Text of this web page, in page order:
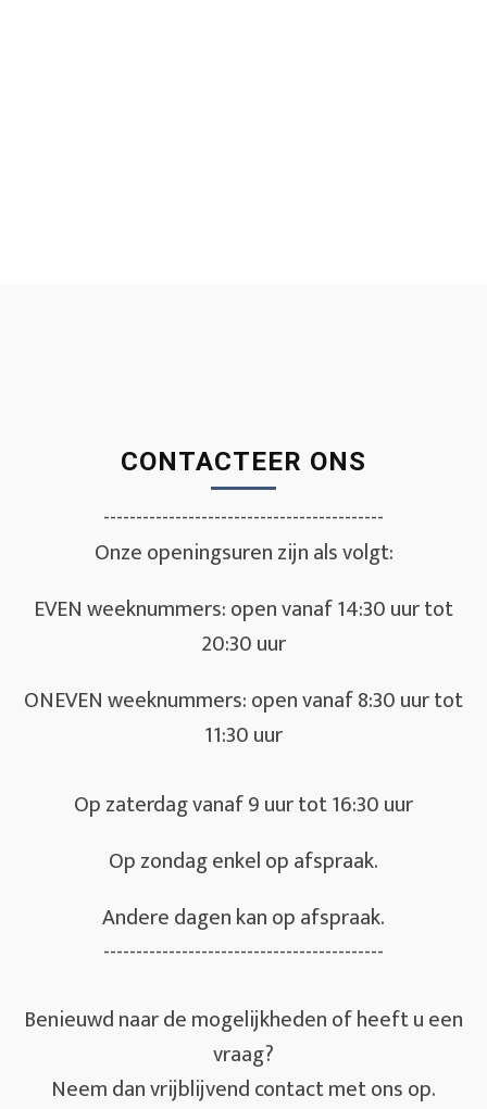
CONTACTEER ONS
-------------------------------------------
Onze openingsuren zijn als volgt:
EVEN weeknummers: open vanaf 14:30 uur tot
20:30 uur
ONEVEN weeknummers: open vanaf 8:30 uur tot
11:30 uur
Op zaterdag vanaf 9 uur tot 16:30 uur
Op zondag enkel op afspraak.
Andere dagen kan op afspraak.
-------------------------------------------
Benieuwd naar de mogelijkheden of heeft u een
vraag?
Neem dan vrijblijvend contact met ons op.